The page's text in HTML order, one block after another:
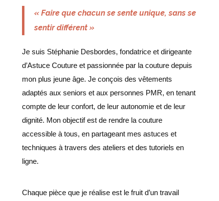
« Faire que chacun se sente unique, sans se
sentir différent »
Je suis Stéphanie Desbordes, fondatrice et dirigeante
d’Astuce Couture et passionnée par la couture depuis
mon plus jeune âge. Je conçois des vêtements
adaptés aux seniors et aux personnes PMR, en tenant
compte de leur confort, de leur autonomie et de leur
dignité. Mon objectif est de rendre la couture
accessible à tous, en partageant mes astuces et
techniques à travers des ateliers et des tutoriels en
ligne.
Chaque pièce que je réalise est le fruit d’un travail